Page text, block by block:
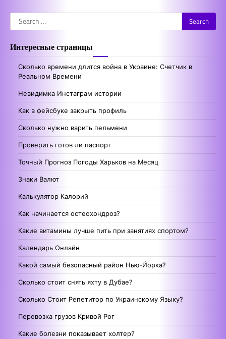
Search
for:
Интересные страницы
Сколько времени длится война в Украине: Счетчик в
Реальном Времени
Невидимка Инстаграм истории
Как в фейсбуке закрыть профиль
Сколько нужно варить пельмени
Проверить готов ли паспорт
Точный Прогноз Погоды Харьков на Месяц
Знаки Валют
Калькулятор Калорий
Как начинается остеохондроз?
Какие витамины лучше пить при занятиях спортом?
Календарь Онлайн
Какой самый безопасный район Нью-Йорка?
Сколько стоит снять яхту в Дубае?
Сколько Стоит Репетитор по Украинскому Языку?
Перевозка грузов Кривой Рог
Какие болезни показывает холтер?